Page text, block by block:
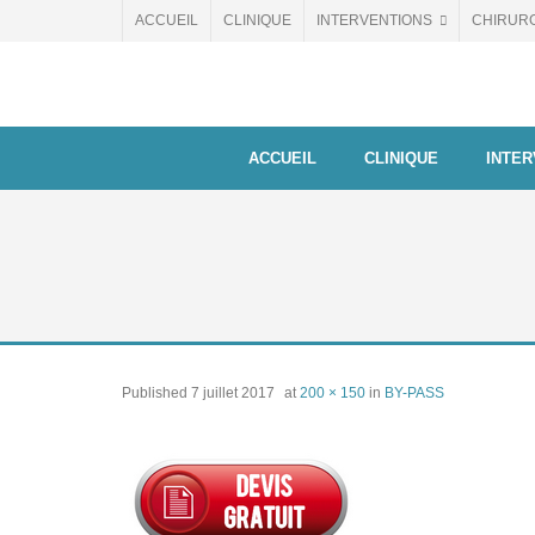
ACCUEIL CLINIQUE INTERVENTIONS
ACCUEIL CLINIQUE
Published 7 juillet 2017 at200 × 150 in BY-PASS